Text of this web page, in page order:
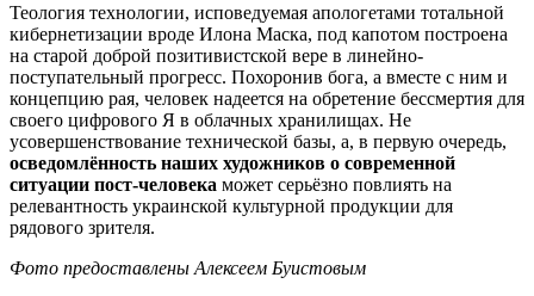
Теология технологии, исповедуемая апологетами тотальной
кибернетизации вроде Илона Маска, под капотом построена
на старой доброй позитивистской вере в линейно-
поступательный прогресс. Похоронив бога, а вместе с ним и
концепцию рая, человек надеется на обретение бессмертия для
своего цифрового Я в облачных хранилищах. Не
усовершенствование технической базы, а, в первую очередь,
осведомлённость наших художников о современной
ситуации пост-человека может серьёзно повлиять на
релевантность украинской культурной продукции для
рядового зрителя.
Фото предоставлены Алексеем Буистовым